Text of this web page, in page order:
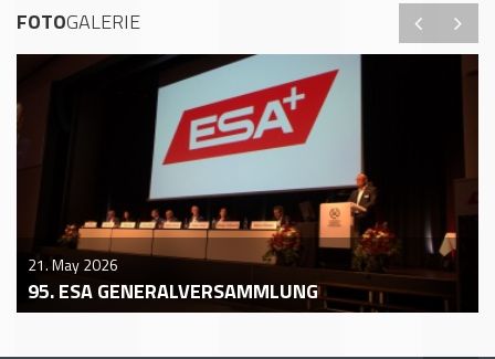
FOTOGALERIE
21. May 2026
95. ESA GENERALVERSAMMLUNG